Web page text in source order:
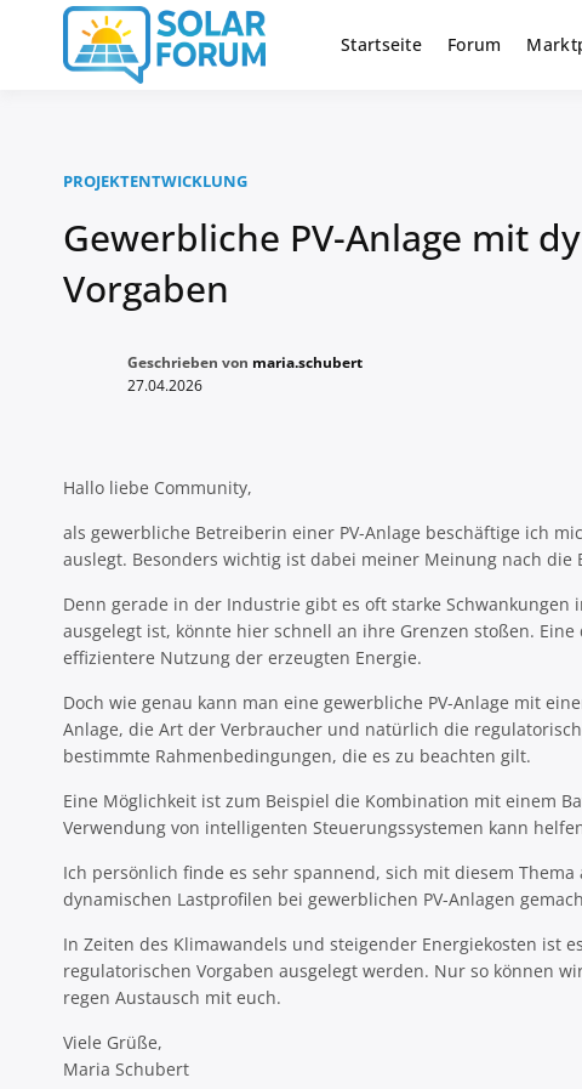
springen
Solar Forum
Deutschlandweit Nr. 1 Forum für
Startseite Forum
PROJEKTENTWICKLUNG
Gewerbliche PV-Anlage mit
Vorgaben
Geschrieben von maria.schubert
27.04.2026
Hallo liebe Community,
als gewerbliche Betreiberin einer PV-Anlage beschäftige ich
auslegt. Besonders wichtig ist dabei meiner Meinung nach
Denn gerade in der Industrie gibt es oft starke Schwankungen
ausgelegt ist, könnte hier schnell an ihre Grenzen stoßen.
effizientere Nutzung der erzeugten Energie.
Doch wie genau kann man eine gewerbliche PV-Anlage mit
Anlage, die Art der Verbraucher und natürlich die
bestimmte Rahmenbedingungen, die es zu beachten gilt.
Eine Möglichkeit ist zum Beispiel die Kombination mit einem
Verwendung von intelligenten Steuerungssystemen kann
Ich persönlich finde es sehr spannend, sich mit diesem
dynamischen Lastprofilen bei gewerblichen PV-Anlagen
In Zeiten des Klimawandels und steigender Energiekosten ist
regulatorischen Vorgaben ausgelegt werden. Nur so können
regen Austausch mit euch.
Viele Grüße,
Maria Schubert